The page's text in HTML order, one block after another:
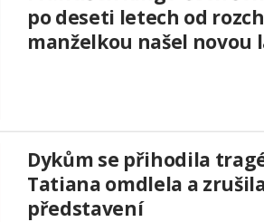
po deseti letech od
manželkou našel novou
Dykům se přihodila
Tatiana omdlela a
představení